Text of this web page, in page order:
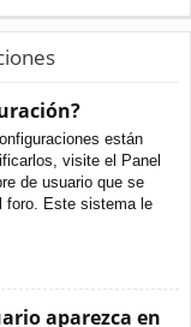
están
visite el Panel
de usuario que se
foro. Este sistema le
aparezca en